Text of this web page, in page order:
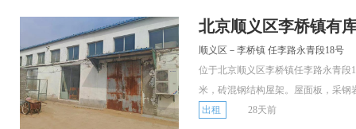
北京顺义区李桥镇有
顺义区－李桥镇 任李路永青段18号
位于北京顺义区李桥镇任李路永青段
米，砖混钢结构屋架。屋面板，采钢
出租
28天前